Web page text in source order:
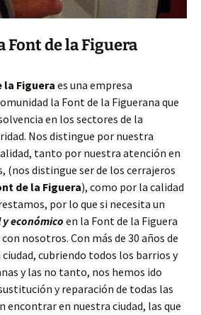
Font de la Figuera
la Figuera es una empresa
la Font de la Figuerana que
en los sectores de la
Nos distingue por nuestra
tanto por nuestra atención en
(nos distingue ser de los cerrajeros
de la Figuera), como por la calidad
por lo que si necesita un
económico en la Font de la Figuera
nosotros. Con más de 30 años de
cubriendo todos los barrios y
y las no tanto, nos hemos ido
y reparación de todas las
encontrar en nuestra ciudad, las que